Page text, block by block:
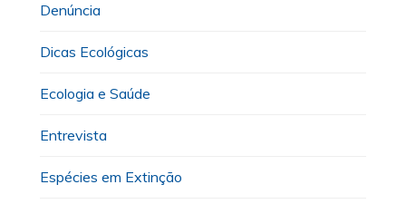
Denúncia
Dicas Ecológicas
Ecologia e Saúde
Entrevista
Espécies em Extinção